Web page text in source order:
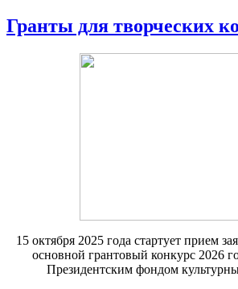
Гранты для творческих
15 октября 2025 года стартует прием
основной грантовый конкурс 2026
Президентским фондом